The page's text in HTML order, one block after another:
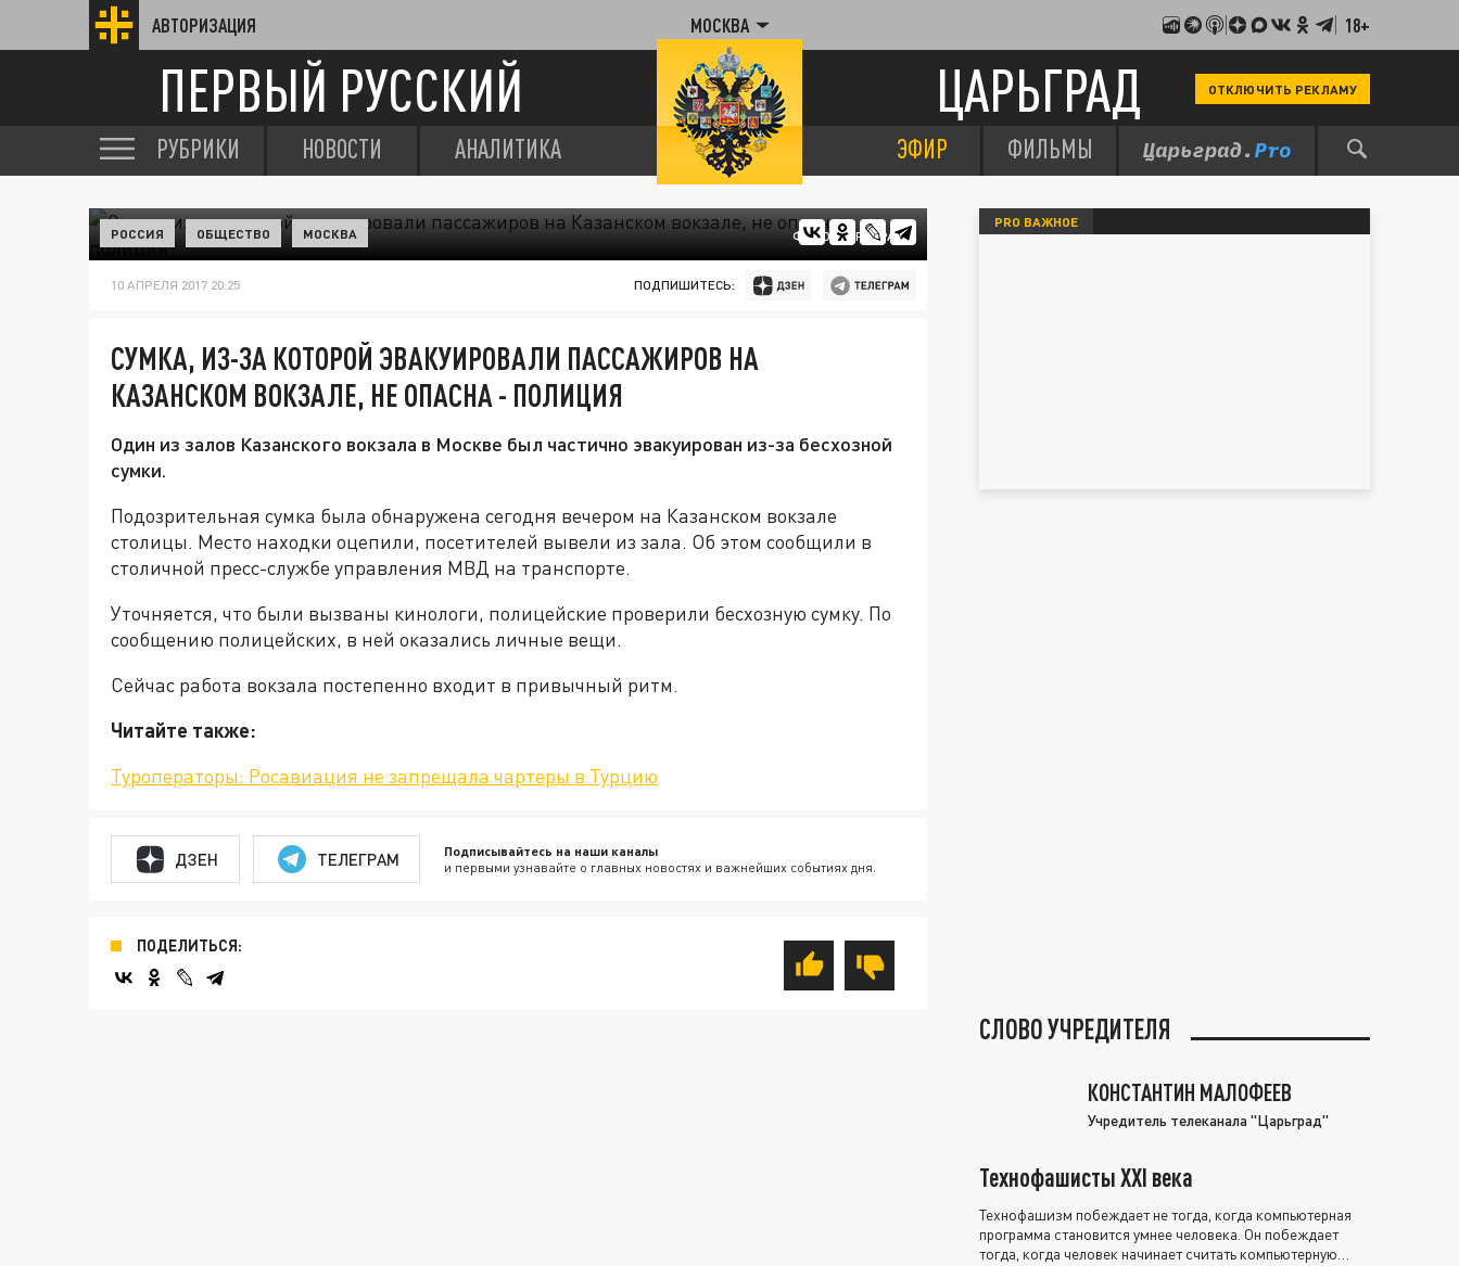
АВТОРИЗАЦИЯ МОСКВА 18+
ПЕРВЫЙ РУССКИЙ ЦАРЬГРАД ОТКЛЮЧИТЬ РЕКЛАМУ
РУБРИКИ НОВОСТИ АНАЛИТИКА ЭФИР ФИЛЬМЫ
ФОТО: ЦАРЬГРАД
РОССИЯ ОБЩЕСТВО МОСКВА
10 АПРЕЛЯ 2017 20:25 ПОДПИШИТЕСЬ:
СУМКА, ИЗ-ЗА КОТОРОЙ ЭВАКУИРОВАЛИ ПАССАЖИРОВ НА
КАЗАНСКОМ ВОКЗАЛЕ, НЕ ОПАСНА - ПОЛИЦИЯ
Один из залов Казанского вокзала в Москве был частично эвакуирован из-за бесхозной
сумки.
Подозрительная сумка была обнаружена сегодня вечером на Казанском вокзале
столицы. Место находки оцепили, посетителей вывели из зала. Об этом сообщили в
столичной пресс-службе управления МВД на транспорте.
Уточняется, что были вызваны кинологи, полицейские проверили бесхозную сумку. По
сообщению полицейских, в ней оказались личные вещи.
Сейчас работа вокзала постепенно входит в привычный ритм.
Читайте также:
Туроператоры: Росавиация не запрещала чартеры в Турцию
ДЗЕН ТЕЛЕГРАМ Подписывайтесь на наши каналы
и первыми узнавайте о главных новостях и важнейших событиях дня.
ПОДЕЛИТЬСЯ:
PRO ВАЖНОЕ
СЛОВО УЧРЕДИТЕЛЯ
КОНСТАНТИН МАЛОФЕЕВ
Учредитель телеканала "Царьград"
Технофашисты XXI века
Технофашизм побеждает не тогда, когда компьютерная
программа становится умнее человека. Он побеждает
тогда, когда человек начинает считать компьютерную